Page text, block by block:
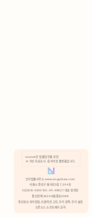
분석 쿠키 허용
Lawvot은 법률업무를 위한
AI 기반 자료조사 · 문서작성 플랫폼입니다.
안국법률사무소 www.anguklaw.com
서울시 종로구 율곡로2길 7, 304호
02)3210-3330 105-05-48527 대표 정희찬
통신판매 2024서울종로0248
개인정보 처리방침, 이용약관 고지, 쿠키 정책, 쿠키 설정
오픈소스 소프트웨어 공지